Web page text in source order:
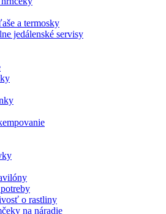
a termosky
jedálenské servisy
o rastliny
na náradie